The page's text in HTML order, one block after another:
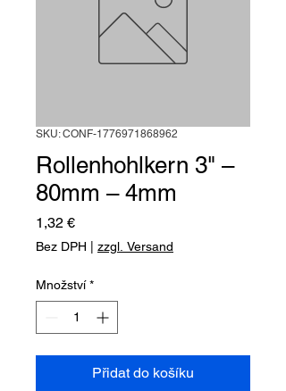
SKU: CONF-1776971868962
Rollenhohlkern 3" –
80mm – 4mm
1,32 €Cena
Bez DPH zzgl. Versand
Množství *
Přidat do košíku